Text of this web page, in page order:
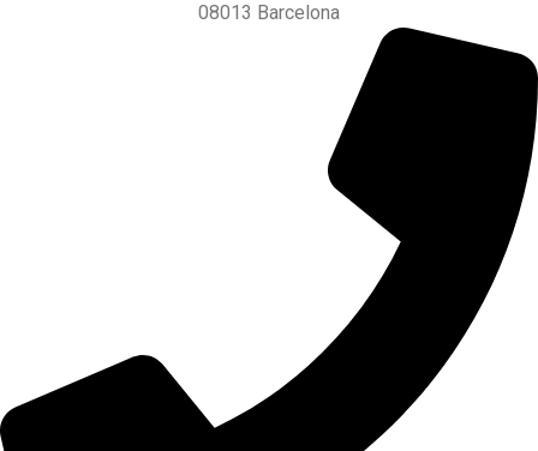
08013 Barcelona